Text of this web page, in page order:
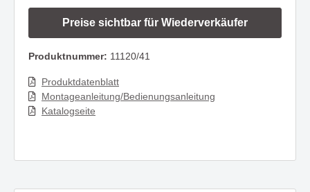
Preise sichtbar für Wiederverkäufer
Produktnummer: 11120/41
Produktdatenblatt
Montageanleitung/Bedienungsanleitung
Katalogseite